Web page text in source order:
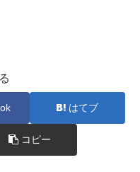
はてブ
コピー